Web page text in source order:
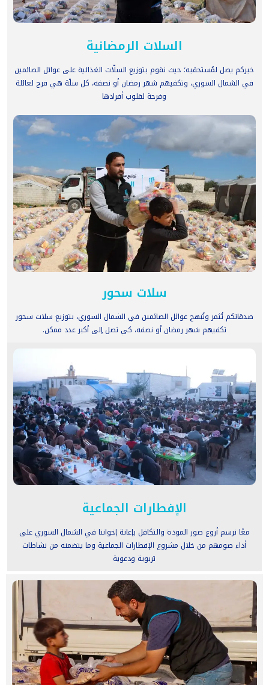
السلات الرمضانية
خيركم يصل لمُستحقيه؛ حيث نقوم بتوزيع السلّات الغذائية على عوائل الصائمين
في الشمال السوري، وتكفيهم شهر رمضان أو نصفه، كل سلّة هي فرج لعائلة
وفرحة لقلوب أفرادها
سلات سحور
صدقاتكم تُثمر وتُبهج عوائل الصائمين في الشمال السوري، بتوزيع سلات سحور
تكفيهم شهر رمضان أو نصفه، كي تصل إلى أكبر عدد ممكن.
الإفطارات الجماعية
معًا نرسم أروع صور المودة والتكافل بإعانة إخواننا في الشمال السوري على
أداء صومهم من خلال مشروع الإفطارات الجماعية وما يتضمنه من نشاطات
تربوية ودعوية